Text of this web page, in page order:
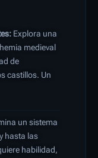
Explora una
medieval
de
castillos. Un
un sistema
hasta las
habilidad,